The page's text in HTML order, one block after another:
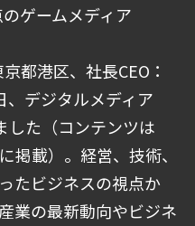
ゲームメディア
都港区、社長CEO：
、デジタルメディア
した（コンテンツは
掲載）。経営、技術、
たビジネスの視点か
業の最新動向やビジネ